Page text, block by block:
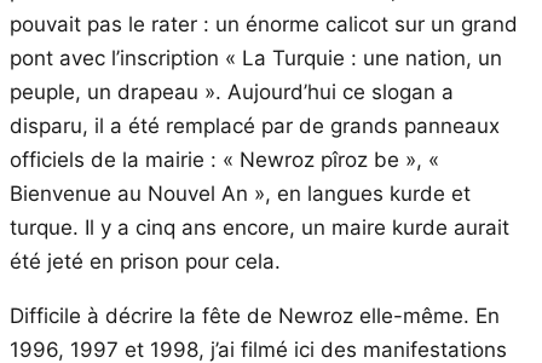
pouvait pas le rater : un énorme calicot sur un grand
pont avec l’inscription « La Turquie : une nation, un
peuple, un drapeau ». Aujourd’hui ce slogan a
disparu, il a été remplacé par de grands panneaux
officiels de la mairie : « Newroz pîroz be », «
Bienvenue au Nouvel An », en langues kurde et
turque. Il y a cinq ans encore, un maire kurde aurait
été jeté en prison pour cela.
Difficile à décrire la fête de Newroz elle-même. En
1996, 1997 et 1998, j’ai filmé ici des manifestations